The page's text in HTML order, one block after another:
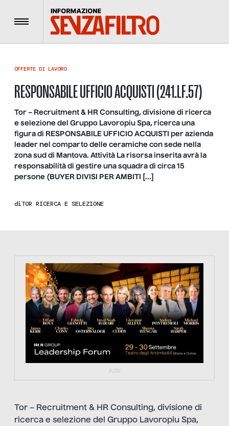
Menu
OFFERTE DI LAVORO
RESPONSABILE UFFICIO ACQUISTI (241.LF.57)
Tor – Recruitment & HR Consulting, divisione di ricerca
e selezione del Gruppo Lavoropiu Spa, ricerca una
figura di RESPONSABILE UFFICIO ACQUISTI per azienda
leader nel comparto delle ceramiche con sede nella
zona sud di Mantova. Attività La risorsa inserita avrà la
responsabilità di gestire una squadra di circa 15
persone (BUYER DIVISI PER AMBITI […]
diTOR RICERCA E SELEZIONE
https://tinyurl.com/363fvfm9
Adv
Tor – Recruitment & HR Consulting, divisione di
ricerca e selezione del Gruppo Lavoropiu Spa,